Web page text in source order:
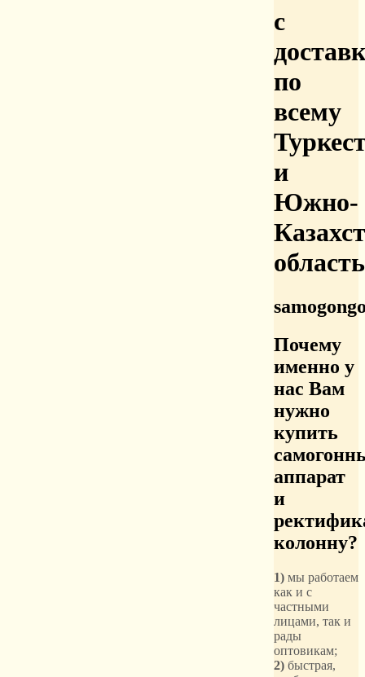
с
по
всему
и
Южно-
область
Почему
именно у
нас Вам
нужно
купить
аппарат
и
колонну?
1) мы работаем
как и с
частными
лицами, так и
рады
оптовикам;
2) быстрая,